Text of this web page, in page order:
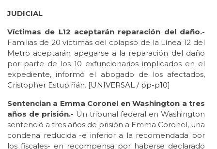
JUDICIAL
Víctimas de L12 aceptarán reparación del daño.-
Familias de 20 víctimas del colapso de la Línea 12 del
Metro aceptarán apegarse a la reparación del daño
por parte de los 10 exfuncionarios implicados en el
expediente, informó el abogado de los afectados,
Cristopher Estupiñán. [UNIVERSAL / pp-p10]
Sentencian a Emma Coronel en Washington a tres
años de prisión.- Un tribunal federal en Washington
sentenció a tres años de prisión a Emma Coronel, una
condena reducida -e inferior a la recomendada por
los fiscales- en recompensa por haberse declarado